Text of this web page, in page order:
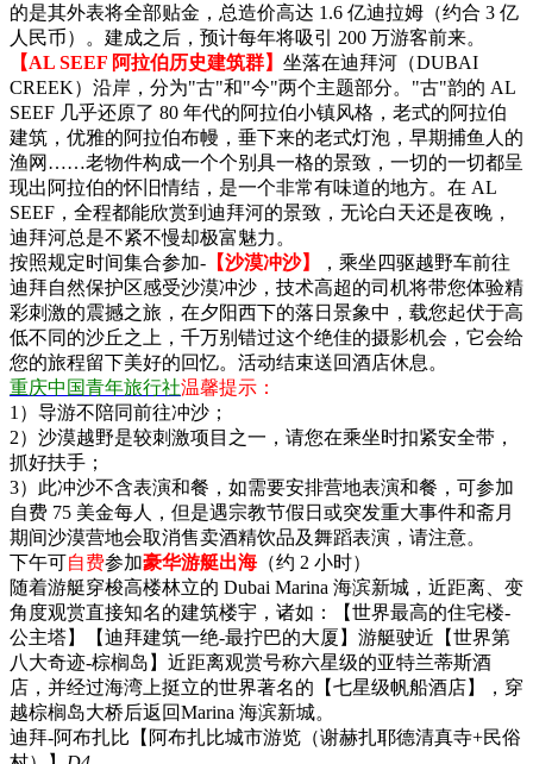
的是其外表将全部贴金，总造价高达 1.6 亿迪拉姆（约合 3 亿
人民币）。建成之后，预计每年将吸引 200 万游客前来。
【AL SEEF 阿拉伯历史建筑群】 坐落在迪拜河（DUBAI
CREEK）沿岸，分为"古"和"今"两个主题部分。"古"韵的 AL
SEEF 几乎还原了 80 年代的阿拉伯小镇风格，老式的阿拉伯
建筑，优雅的阿拉伯布幔，垂下来的老式灯泡，早期捕鱼人的
渔网……老物件构成一个个别具一格的景致，一切的一切都呈
现出阿拉伯的怀旧情结，是一个非常有味道的地方。在 AL
SEEF，全程都能欣赏到迪拜河的景致，无论白天还是夜晚，
迪拜河总是不紧不慢却极富魅力。
按照规定时间集合参加- 【沙漠冲沙】
，乘坐四驱越野车前往
迪拜自然保护区感受沙漠冲沙，技术高超的司机将带您体验精
彩刺激的震撼之旅，在夕阳西下的落日景象中，载您起伏于高
低不同的沙丘之上，千万别错过这个绝佳的摄影机会，它会给
您的旅程留下美好的回忆。活动结束送回酒店休息。
重庆中国青年旅行社温馨提示：
1）导游不陪同前往冲沙；
2）沙漠越野是较刺激项目之一，请您在乘坐时扣紧安全带，
抓好扶手；
3）此冲沙不含表演和餐，如需要安排营地表演和餐，可参加
自费 75 美金每人，但是遇宗教节假日或突发重大事件和斋月
期间沙漠营地会取消售卖酒精饮品及舞蹈表演，请注意。
下午可自费参加豪华游艇出海（约 2 小时）
随着游艇穿梭高楼林立的 Dubai Marina 海滨新城，近距离、变
角度观赏直接知名的建筑楼宇，诸如：【世界最高的住宅楼-
公主塔】【迪拜建筑一绝-最拧巴的大厦】游艇驶近【世界第
八大奇迹-棕榈岛】近距离观赏号称六星级的亚特兰蒂斯酒
店，并经过海湾上挺立的世界著名的【七星级帆船酒店】，穿
越棕榈岛大桥后返回Marina 海滨新城。
迪拜-阿布扎比【阿布扎比城市游览（谢赫扎耶德清真寺+民俗